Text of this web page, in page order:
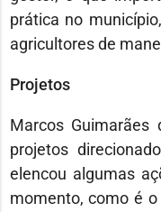
prática no
agricultores de
Projetos
Marcos
projetos
elencou algumas
momento, como é